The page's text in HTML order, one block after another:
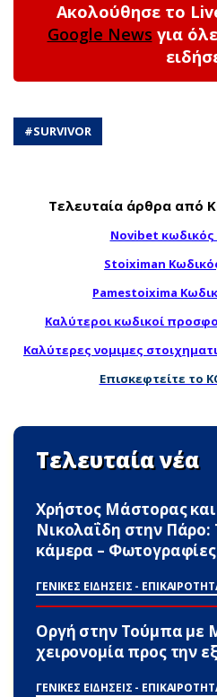
Ακολούθησε το
Google News για
#SURVIVOR
Τελευταία άρθρα από
Novibet
Stoiximan
Pamestoixima
Καλύτεροι κωδικοί
Καλύτερες νομιμες
Επισκεφτείτε το
Τελευταία νέα
Χρήστος Μάστορας
Νικολαΐδη στην Πάρο:
κάμερα – Φωτογραφίες
ΓΕΝΙΚΕΣ ΕΙΔΗΣΕΙΣ -
Οργή στην Τούμπα με
χειρονομία προς την
ΓΕΝΙΚΕΣ ΕΙΔΗΣΕΙΣ -